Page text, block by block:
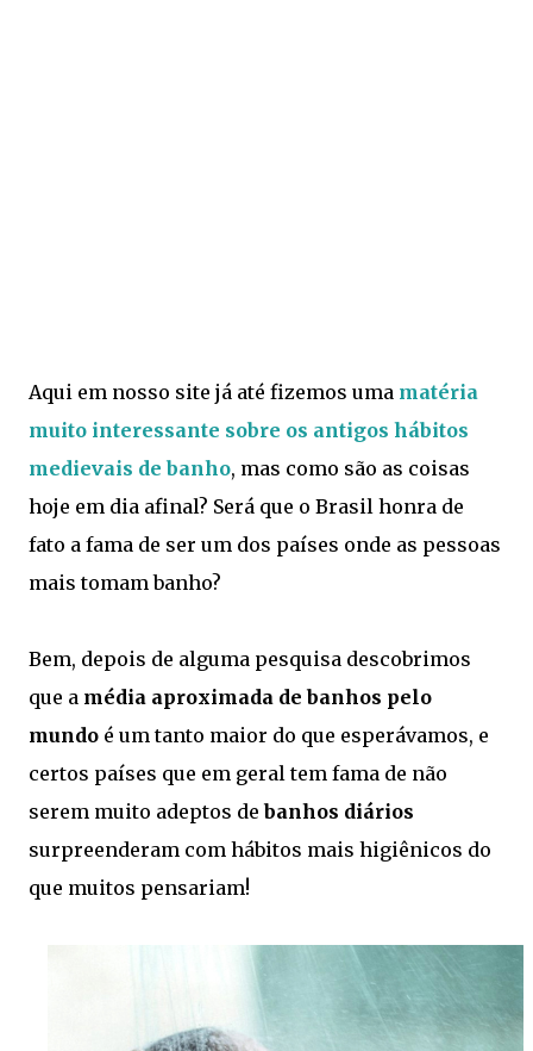
Aqui em nosso site já até fizemos uma matéria
muito interessante sobre os antigos hábitos
medievais de banho, mas como são as coisas
hoje em dia afinal? Será que o Brasil honra de
fato a fama de ser um dos países onde as pessoas
mais tomam banho?
Bem, depois de alguma pesquisa descobrimos
que a média aproximada de banhos pelo
mundo é um tanto maior do que esperávamos, e
certos países que em geral tem fama de não
serem muito adeptos debanhos diários
surpreenderam com hábitos mais higiênicos do
que muitos pensariam!